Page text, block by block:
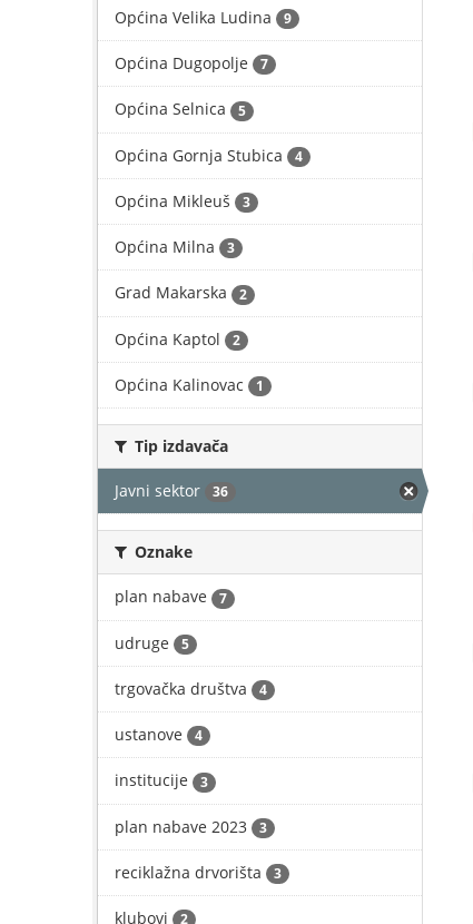
Općina Velika Ludina 9
Općina Dugopolje 7
Općina Selnica 5
Općina Gornja Stubica 4
Općina Mikleuš 3
Općina Milna 3
Grad Makarska 2
Općina Kaptol 2
Općina Kalinovac 1
Tip izdavača
Javni sektor 36
Oznake
plan nabave 7
udruge 5
trgovačka društva 4
ustanove 4
institucije 3
plan nabave 2023 3
reciklažna drvorišta 3
klubovi 2